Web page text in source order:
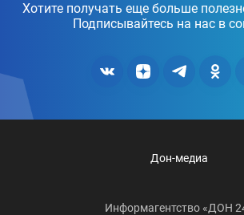
Хотите получать еще больше
Подписывайтесь на нас в
Дон-медиа
Информагентство «ДОН